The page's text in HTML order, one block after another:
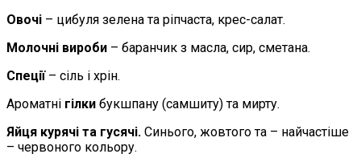
Овочі – цибуля зелена та ріпчаста, крес-салат.
Молочні вироби – баранчик з масла, сир, сметана.
Спеції– сіль і хрін.
Ароматні гілки букшпану (самшиту) та мирту.
Яйця курячі та гусячі. Синього, жовтого та – найчастіше
– червоного кольору.